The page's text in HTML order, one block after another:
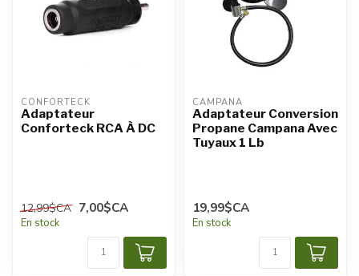
CONFORTECK
Adaptateur
Conforteck RCA À DC
12,99$CA 7,00$CA
En stock
CAMPANA
Adaptateur Conversion
Propane Campana Avec
Tuyaux 1 Lb
19,99$CA
En stock